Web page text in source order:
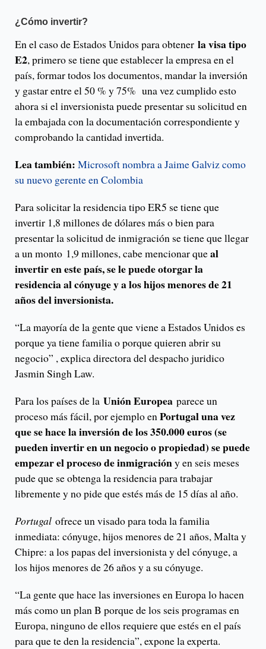
¿Cómo invertir?
En el caso de Estados Unidos para obtener la visa tipo
E2, primero se tiene que establecer la empresa en el
país, formar todos los documentos, mandar la inversión
y gastar entre el 50 % y 75% una vez cumplido esto
ahora si el inversionista puede presentar su solicitud en
la embajada con la documentación correspondiente y
comprobando la cantidad invertida.
Lea también: Microsoft nombra a Jaime Galviz como
su nuevo gerente en Colombia
Para solicitar la residencia tipo ER5 se tiene que
invertir 1,8 millones de dólares más o bien para
presentar la solicitud de inmigración se tiene que llegar
a un monto 1,9 millones, cabe mencionar queal
invertir en este país, se le puede otorgar la
residencia al cónyuge y a los hijos menores de 21
años del inversionista.
“La mayoría de la gente que viene a Estados Unidos es
porque ya tiene familia o porque quieren abrir su
negocio” , explica directora del despacho juridico
Jasmin Singh Law.
Para los países de la Unión Europea parece un
proceso más fácil, por ejemplo enPortugal una vez
que se hace la inversión de los 350.000 euros (se
pueden invertir en un negocio o propiedad) se puede
empezar el proceso de inmigracióny en seis meses
pude que se obtenga la residencia para trabajar
libremente y no pide que estés más de 15 días al año.
Portugal ofrece un visado para toda la familia
inmediata: cónyuge, hijos menores de 21 años, Malta y
Chipre: a los papas del inversionista y del cónyuge, a
los hijos menores de 26 años y a su cónyuge.
“La gente que hace las inversiones en Europa lo hacen
más como un plan B porque de los seis programas en
Europa, ninguno de ellos requiere que estés en el país
para que te den la residencia”, expone la experta.